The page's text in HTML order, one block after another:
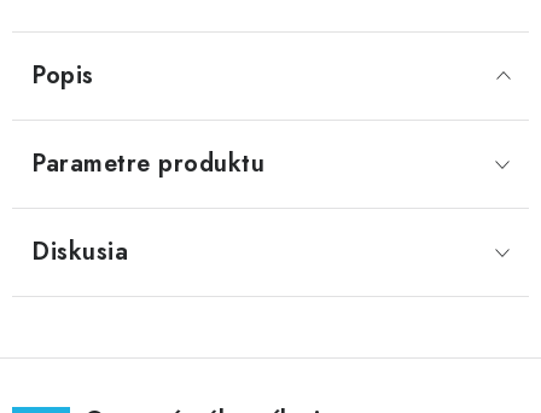
Popis
Parametre produktu
Diskusia